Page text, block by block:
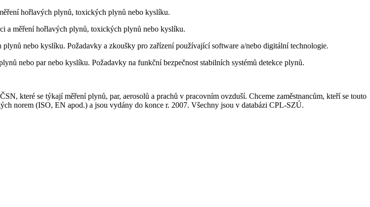
hořlavých plynů, toxických plynů nebo kyslíku.
a měření hořlavých plynů, toxických plynů nebo kyslíku.
nebo kyslíku. Požadavky a zkoušky pro zařízení používající software a/nebo digitální technologie.
nebo par nebo kyslíku. Požadavky na funkční bezpečnost stabilních systémů detekce plynů.
které se týkají měření plynů, par, aerosolů a prachů v pracovním ovzduší. Chceme zaměstnancům, kteří se touto
norem (ISO, EN apod.) a jsou vydány do konce r. 2007. Všechny jsou v databázi CPL-SZÚ.